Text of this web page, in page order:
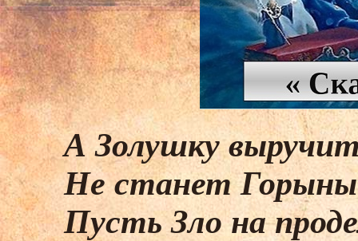
А Золушку
Не станет
Пусть Зло на